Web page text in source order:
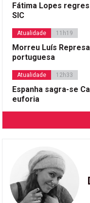
Fátima Lopes
SIC
Atualidade 11h19
Morreu Luís
portuguesa
Atualidade 12h33
Espanha sagra-se
euforia